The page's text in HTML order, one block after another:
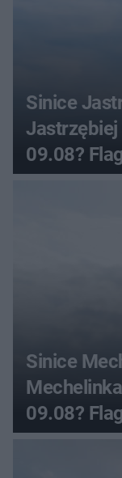
Sinice
Jastrzębiej
09.08?
Sinice
09.08?